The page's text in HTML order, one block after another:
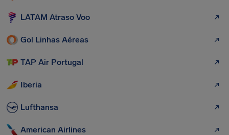
LATAM Atraso Voo
Gol Linhas Aéreas
TAP Air Portugal
Iberia
Lufthansa
American Airlines